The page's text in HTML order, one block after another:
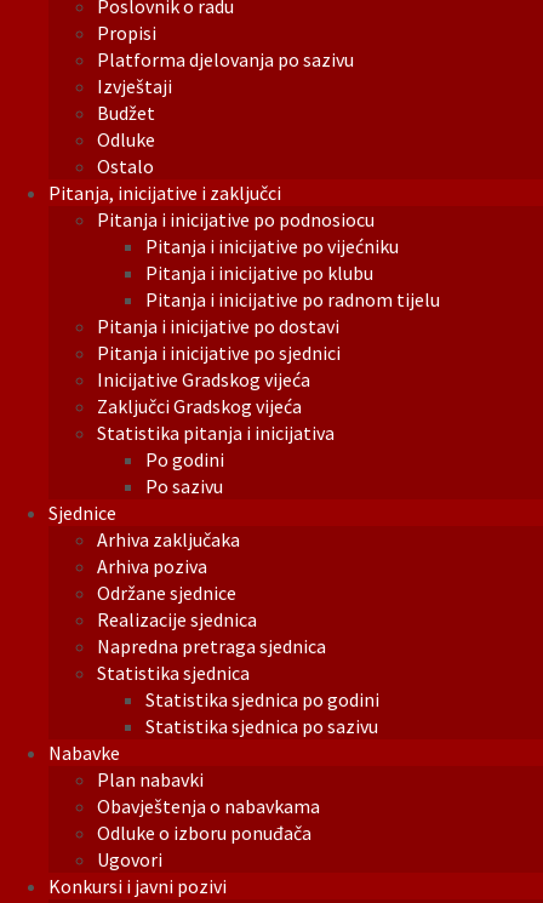
Poslovnik o radu
Propisi
Platforma djelovanja po sazivu
Izvještaji
Budžet
Odluke
Ostalo
Pitanja, inicijative i zaključci
Pitanja i inicijative po podnosiocu
Pitanja i inicijative po vijećniku
Pitanja i inicijative po klubu
Pitanja i inicijative po radnom tijelu
Pitanja i inicijative po dostavi
Pitanja i inicijative po sjednici
Inicijative Gradskog vijeća
Zaključci Gradskog vijeća
Statistika pitanja i inicijativa
Po godini
Po sazivu
Sjednice
Arhiva zaključaka
Arhiva poziva
Održane sjednice
Realizacije sjednica
Napredna pretraga sjednica
Statistika sjednica
Statistika sjednica po godini
Statistika sjednica po sazivu
Nabavke
Plan nabavki
Obavještenja o nabavkama
Odluke o izboru ponuđača
Ugovori
Konkursi i javni pozivi